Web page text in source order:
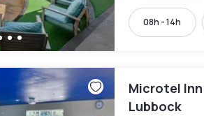
08h - 14h
Microtel
Lubbock